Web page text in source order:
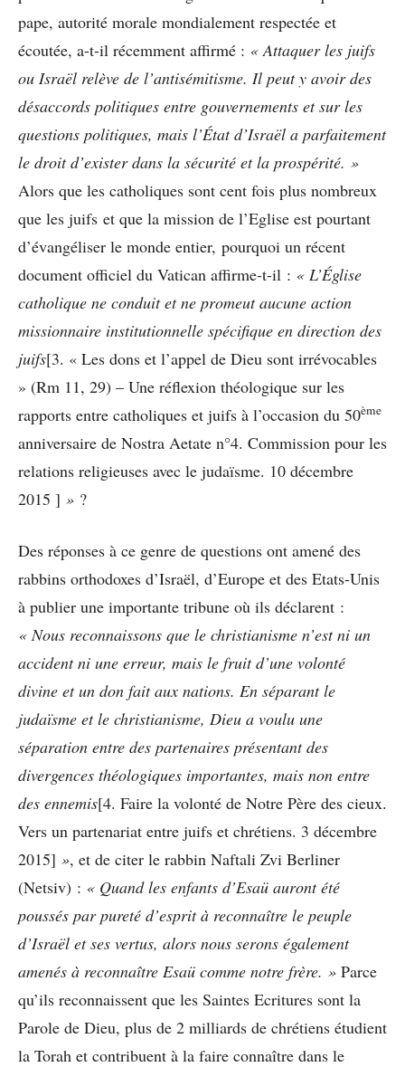
pape, autorité morale mondialement respectée et
écoutée, a-t-il récemment affirmé : « Attaquer les juifs
ou Israël relève de l’antisémitisme. Il peut y avoir des
désaccords politiques entre gouvernements et sur les
questions politiques, mais l’État d’Israël a parfaitement
le droit d’exister dans la sécurité et la prospérité. »
Alors que les catholiques sont cent fois plus nombreux
que les juifs et que la mission de l’Eglise est pourtant
d’évangéliser le monde entier, pourquoi un récent
document officiel du Vatican affirme-t-il : « L’Église
catholique ne conduit et ne promeut aucune action
missionnaire institutionnelle spécifique en direction des
juifs[3. « Les dons et l’appel de Dieu sont irrévocables
» (Rm 11, 29) – Une réflexion théologique sur les
rapports entre catholiques et juifs à l’occasion du 50ème
anniversaire de Nostra Aetate n°4. Commission pour les
relations religieuses avec le judaïsme. 10 décembre
2015 ] » ?
Des réponses à ce genre de questions ont amené des
rabbins orthodoxes d’Israël, d’Europe et des Etats-Unis
à publier une importante tribune où ils déclarent :
« Nous reconnaissons que le christianisme n’est ni un
accident ni une erreur, mais le fruit d’une volonté
divine et un don fait aux nations. En séparant le
judaïsme et le christianisme, Dieu a voulu une
séparation entre des partenaires présentant des
divergences théologiques importantes, mais non entre
des ennemis[4. Faire la volonté de Notre Père des cieux.
Vers un partenariat entre juifs et chrétiens. 3 décembre
2015] », et de citer le rabbin Naftali Zvi Berliner
(Netsiv) : « Quand les enfants d’Esaü auront été
poussés par pureté d’esprit à reconnaître le peuple
d’Israël et ses vertus, alors nous serons également
amenés à reconnaître Esaü comme notre frère. » Parce
qu’ils reconnaissent que les Saintes Ecritures sont la
Parole de Dieu, plus de 2 milliards de chrétiens étudient
la Torah et contribuent à la faire connaître dans le